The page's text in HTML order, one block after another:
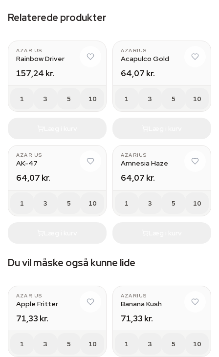
Relaterede produkter
AZARIUS
Rainbow Driver
157,24 kr.
1 3 5 10
AZARIUS
Acapulco Gold
64,07 kr.
1 3 5 10
AZARIUS
AK-47
64,07 kr.
1 3 5 10
AZARIUS
Amnesia Haze
64,07 kr.
1 3 5 10
Du vil måske også kunne lide
AZARIUS
Apple Fritter
71,33 kr.
1 3 5 10
AZARIUS
Banana Kush
71,33 kr.
1 3 5 10